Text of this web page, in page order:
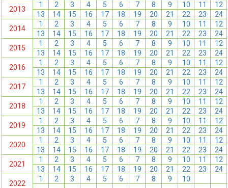
2013
1 2 3 4 5 6 7 8 9 10 11
12
13
14 15 16 17 18 19 20 21 22 23
24
2014
1 2 3 4 5 6 7 8 9 10 11
12
13
14 15 16 17 18 19 20 21 22 23
24
2015
1 2 3 4 5 6 7 8 9 10 11
12
13
14 15 16 17 18 19 20 21 22 23
24
2016
1 2 3 4 5 6 7 8 9 10 11
12
13
14 15 16 17 18 19 20 21 22 23
24
2017
1 2 3 4 5 6 7 8 9 10 11
12
13
14 15 16 17 18 19 20 21 22 23
24
2018
1 2 3 4 5 6 7 8 9 10 11
12
13
14 15 16 17 18 19 20 21 22 23
24
2019
1 2 3 4 5 6 7 8 9 10 11
12
13
14 15 16 17 18 19 20 21 22 23
24
2020
1 2 3 4 5 6 7 8 9 10 11
12
13
14 15 16 17 18 19 20 21 22 23
24
2021
1 2 3 4 5 6 7 8 9 10 11
12
13
14 15 16 17 18 19 20 21 22 23
24
2022
1 2 3 4 5 6 7 8 9 10